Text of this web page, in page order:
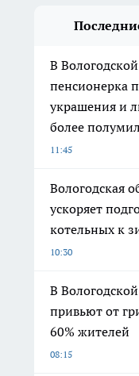
В
пенсионерка
украшения и
более
11:45
Вологодская
ускоряет
котельных к
10:30
В
привьют от
60% жителей
08:15